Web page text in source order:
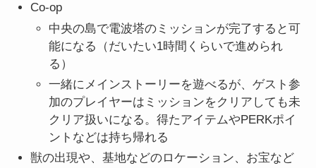
Co-op
中央の島で電波塔のミッションが完了すると可
能になる（だいたい1時間くらいで進められ
る）
一緒にメインストーリーを遊べるが、ゲスト参
加のプレイヤーはミッションをクリアしても未
クリア扱いになる。得たアイテムやPERKポイ
ントなどは持ち帰れる
獣の出現や、基地などのロケーション、お宝など